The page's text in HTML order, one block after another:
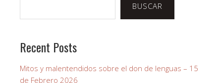
BUSCAR
Recent Posts
Mitos y malentendidos sobre el don de lenguas – 15
de Febrero 2026